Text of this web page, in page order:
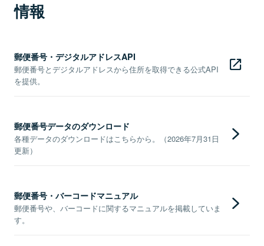
情報
郵便番号・デジタルアドレスAPI
郵便番号とデジタルアドレスから住所を取得できる公式API
を提供。
郵便番号データのダウンロード
各種データのダウンロードはこちらから。（2026年7月31日
更新）
郵便番号・バーコードマニュアル
郵便番号や、バーコードに関するマニュアルを掲載していま
す。